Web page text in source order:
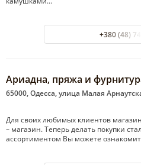
+380 (48)
Ариадна, пряжа и
65000, Одесса, улица Малая
Для своих любимых клиентов
– магазин. Теперь делать покупки
ассортиментом Вы можете